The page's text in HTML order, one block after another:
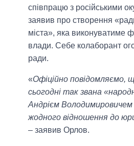
співпрацю з російськими
заявив про створення
міста», яка виконуватиме
влади. Себе колаборант
ради.
«Офіційно повідомляємо,
сьогодні так звана
Андрієм
жодного відношення до
– заявив Орлов.